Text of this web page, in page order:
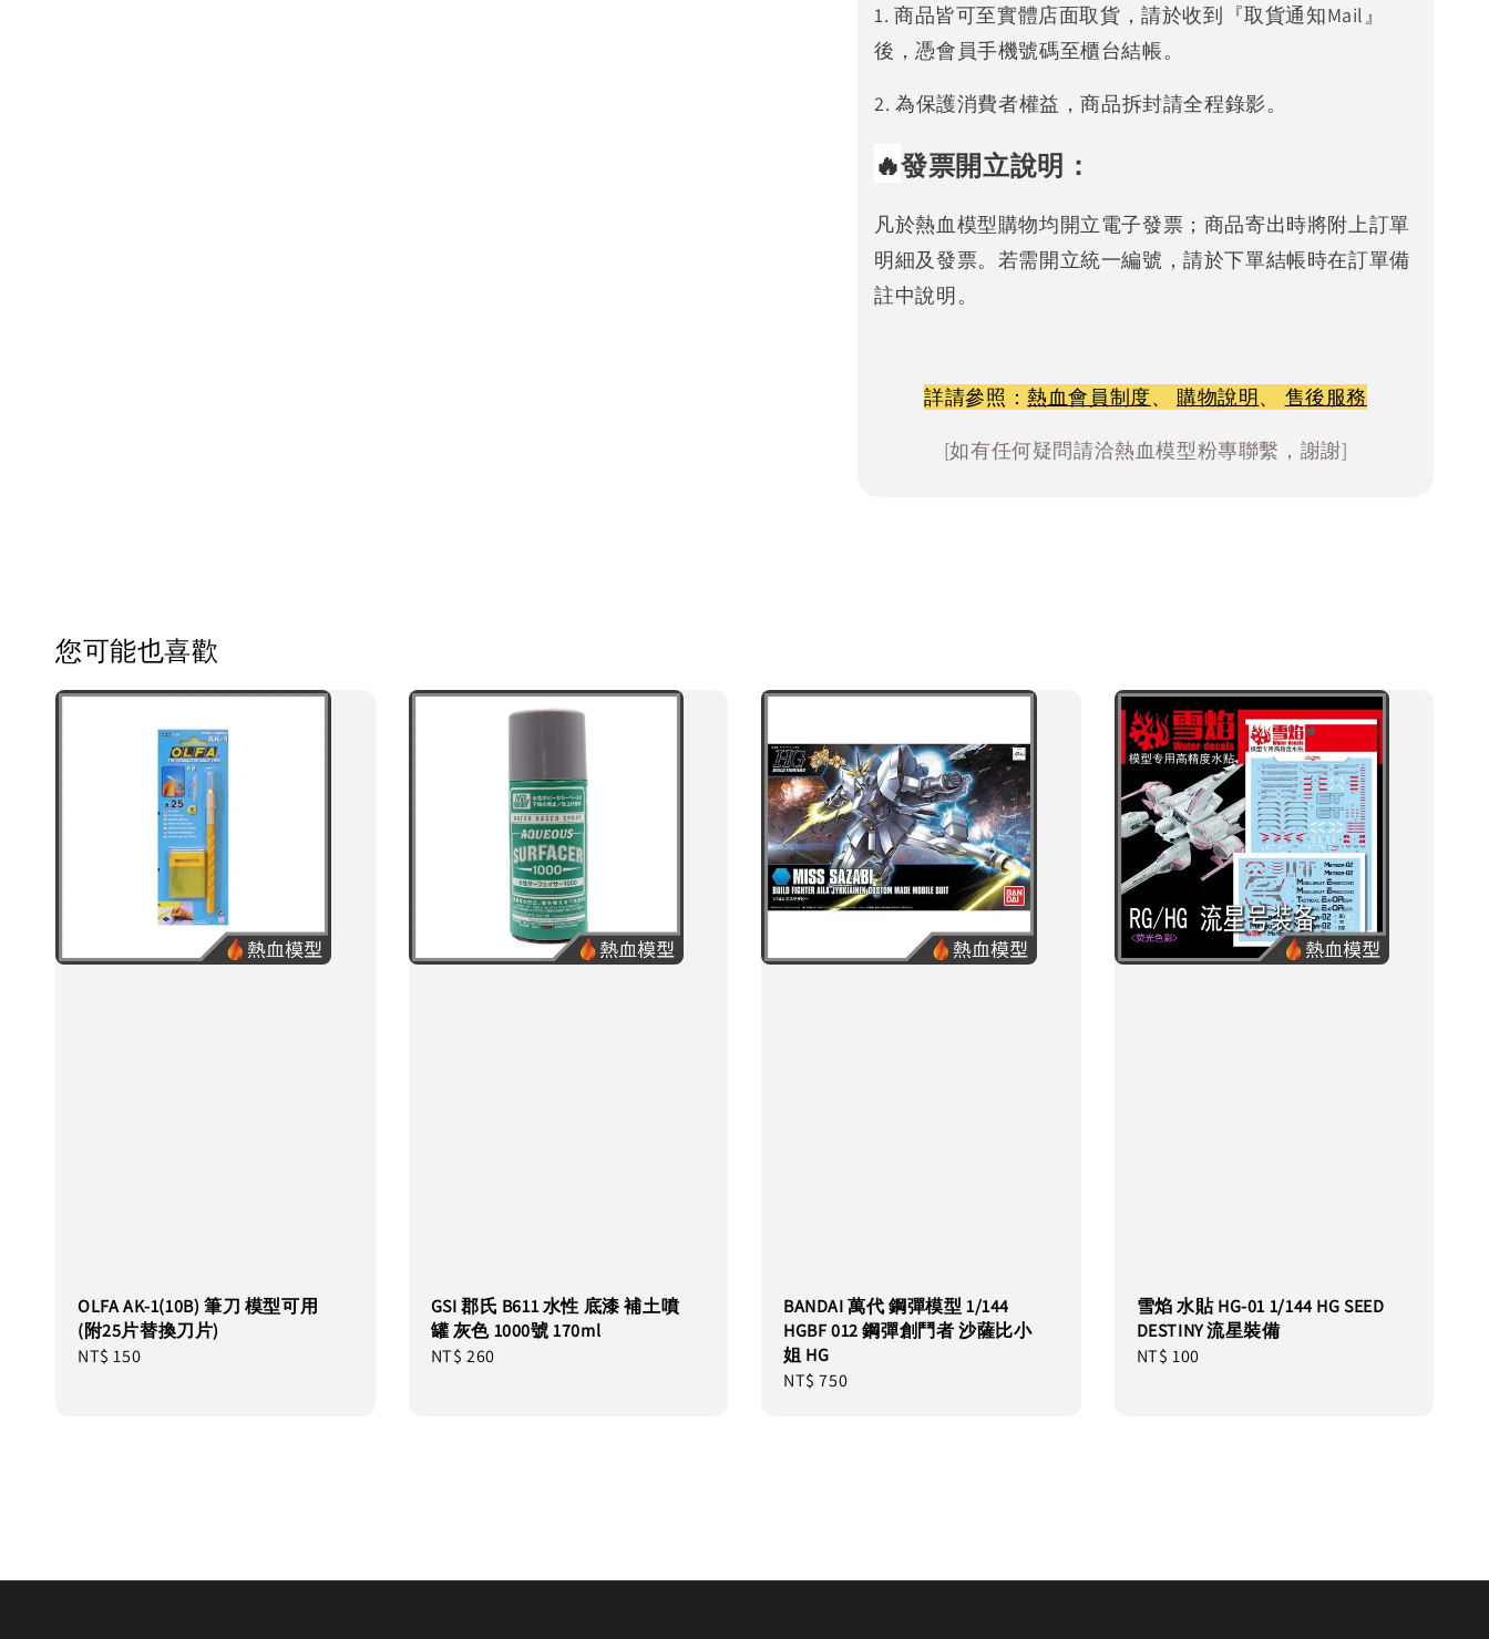
1. 商品皆可至實體店面取貨，請於收到『取貨通知Mail』
後，憑會員手機號碼至櫃台結帳。
2. 為保護消費者權益，商品拆封請全程錄影。
🔥發票開立說明：
凡於熱血模型購物均開立電子發票；商品寄出時將附上訂單
明細及發票。若需開立統一編號，請於下單結帳時在訂單備
註中說明。
詳請參照：熱血會員制度、 購物說明、 售後服務
[如有任何疑問請洽熱血模型粉專聯繫，謝謝]
您可能也喜歡
OLFA AK-1(10B) 筆刀 模型可用
(附25片替換刀片)
Regular
NT$ 150
GSI 郡氏 B611 水性 底漆 補土噴
罐 灰色 1000號 170ml
Regular
NT$ 260
BANDAI 萬代 鋼彈模型 1/144
HGBF 012 鋼彈創鬥者 沙薩比小
姐 HG
Regular
NT$ 750
雪焰 水貼 HG-01 1/144 HG SEED
DESTINY 流星裝備
Regular
NT$ 100